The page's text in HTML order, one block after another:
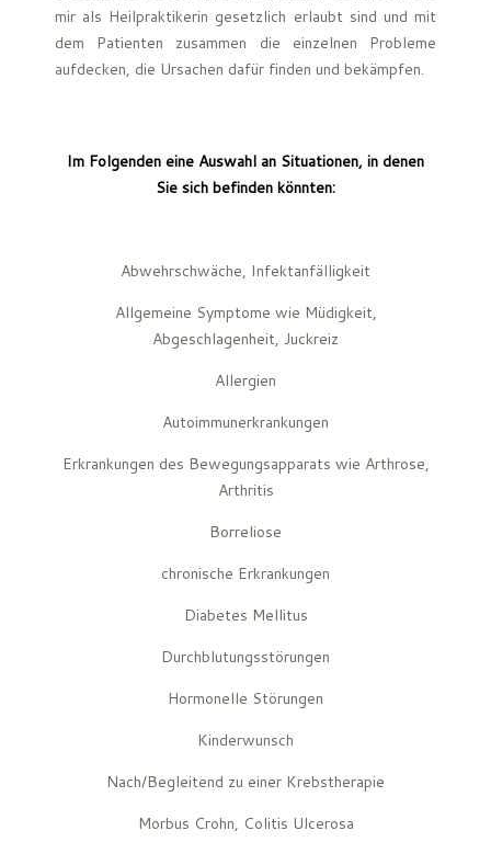
mir als Heilpraktikerin gesetzlich erlaubt sind und mit
dem Patienten zusammen die einzelnen Probleme
aufdecken, die Ursachen dafür finden und bekämpfen.
Im Folgenden eine Auswahl an Situationen, in denen
Sie sich befinden könnten:
Abwehrschwäche, Infektanfälligkeit
Allgemeine Symptome wie Müdigkeit,
Abgeschlagenheit, Juckreiz
Allergien
Autoimmunerkrankungen
Erkrankungen des Bewegungsapparats wie Arthrose,
Arthritis
Borreliose
chronische Erkrankungen
Diabetes Mellitus
Durchblutungsstörungen
Hormonelle Störungen
Kinderwunsch
Nach/Begleitend zu einer Krebstherapie
Morbus Crohn, Colitis Ulcerosa